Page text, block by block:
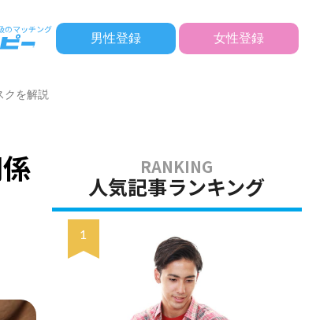
男性登録 女性登録
クを解説
人気記事ランキング